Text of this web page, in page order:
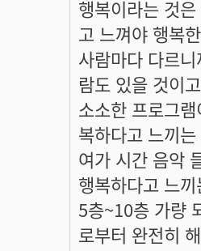
행복이라는 것
고 느껴야 행복
사람마다 다르
람도 있을 것이
소소한 프로그
복하다고 느끼
여가 시간 음악
행복하다고 느
5층~10층 가량
로부터 완전히